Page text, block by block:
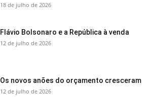
18 de julho de 2026
Flávio Bolsonaro e a República à venda
12 de julho de 2026
Os novos anões do orçamento cresceram
12 de julho de 2026